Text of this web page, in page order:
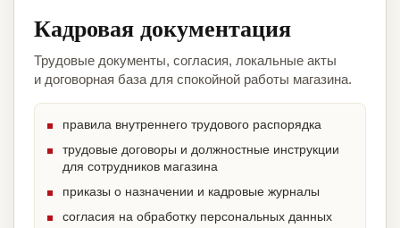
Кадровая документация
Трудовые документы, согласия, локальные акты
и договорная база для спокойной работы магазина.
правила внутреннего трудового распорядка
трудовые договоры и должностные инструкции
для сотрудников магазина
приказы о назначении и кадровые журналы
согласия на обработку персональных данных